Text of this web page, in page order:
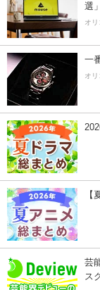
選」
オ
一
オ
芸
ス